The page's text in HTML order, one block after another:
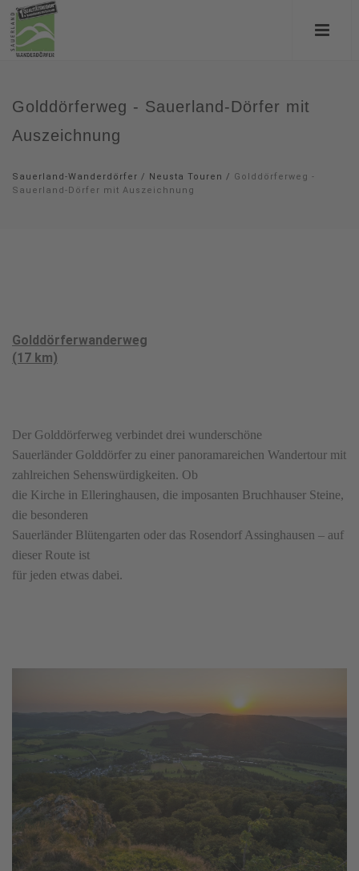
Golddörferweg - Sauerland-Dörfer mit
Auszeichnung
Sauerland-Wanderdörfer / Neusta Touren / Golddörferweg -
Sauerland-Dörfer mit Auszeichnung
Golddörferwanderweg
(17 km)
Der Golddörferweg verbindet drei wunderschöne
Sauerländer Golddörfer zu einer panoramareichen Wandertour mit
zahlreichen Sehenswürdigkeiten. Ob
die Kirche in Elleringhausen, die imposanten Bruchhauser Steine,
die besonderen
Sauerländer Blütengarten oder das Rosendorf Assinghausen – auf
dieser Route ist
für jeden etwas dabei.